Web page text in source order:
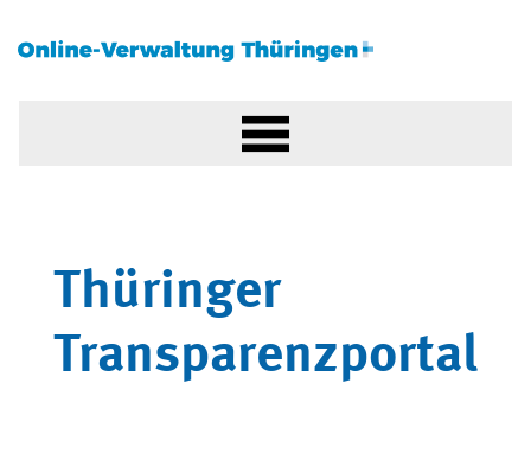
Thüringer
Transparenzportal